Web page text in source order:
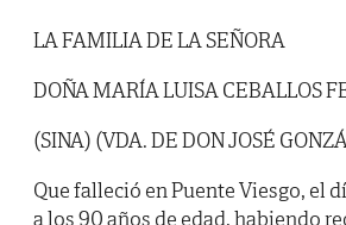
LA FAMILIA DE LA SEÑORA
DOÑA MARÍA LUISA CEBALLOS
(SINA) (VDA. DE DON JOSÉ
Que falleció en Puente Viesgo, el
a los 90 años de edad, habiendo